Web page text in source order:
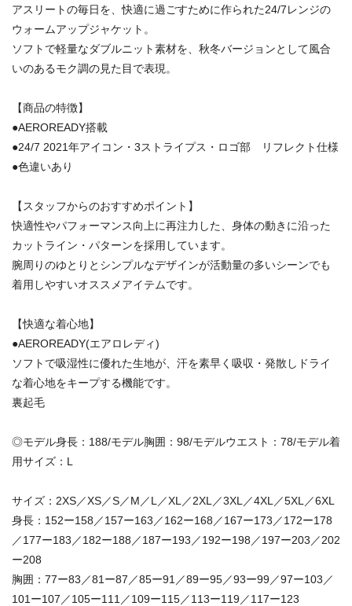
アスリートの毎日を、快適に過ごすために作られた24/7レンジの
ウォームアップジャケット。
ソフトで軽量なダブルニット素材を、秋冬バージョンとして風合
いのあるモク調の見た目で表現。
【商品の特徴】
●AEROREADY搭載
●24/7 2021年アイコン・3ストライプス・ロゴ部 リフレクト仕様
●色違いあり
【スタッフからのおすすめポイント】
快適性やパフォーマンス向上に再注力した、身体の動きに沿った
カットライン・パターンを採用しています。
腕周りのゆとりとシンプルなデザインが活動量の多いシーンでも
着用しやすいオススメアイテムです。
【快適な着心地】
●AEROREADY(エアロレディ)
ソフトで吸湿性に優れた生地が、汗を素早く吸収・発散しドライ
な着心地をキープする機能です。
裏起毛
◎モデル身長：188/モデル胸囲：98/モデルウエスト：78/モデル着
用サイズ：L
サイズ：2XS／XS／S／M／L／XL／2XL／3XL／4XL／5XL／6XL
身長：152ー158／157ー163／162ー168／167ー173／172ー178
／177ー183／182ー188／187ー193／192ー198／197ー203／202
ー208
胸囲：77ー83／81ー87／85ー91／89ー95／93ー99／97ー103／
101ー107／105ー111／109ー115／113ー119／117ー123